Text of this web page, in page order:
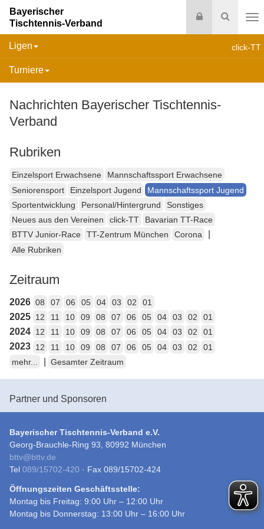
Suche
Login
Bayerischer
Tischtennis-Verband
click-TT
Ligen
Turniere
Nachrichten Bayerischer Tischtennis-
Verband
Rubriken
Einzelsport Erwachsene
Mannschaftssport Erwachsene
Seniorensport
Einzelsport Jugend
Mannschaftssport Jugend
Sportentwicklung
Personal/Hintergrund
Sonstiges
Neues aus den Vereinen
click-TT
Bavarian TT-Race
BTTV Junior-Race
TT-Zentrum München Corona
Alle Rubriken
Zeitraum
2026 08 07 06 05 04 03 02 01
2025 12 11 10 09 08 07 06 05 04 03 02 01
2024 12 11 10 09 08 07 06 05 04 03 02 01
2023 12 11 10 09 08 07 06 05 04 03 02
01
mehr...
Gesamter Zeitraum
Partner und Sponsoren
Bayerischer Tischtennis-Verband e.V.
Georg-Brauchle-Ring 93, 80992 München
bttv@bttv.de
Tel 089/15702-420 · Fax 089/15702-424
Öffnungszeiten Geschäftsstelle:
Montag bis Freitag: 9:00 Uhr – 12:00 Uhr
Montag bis Donnerstag: 13:00 Uhr – 16:00 Uhr